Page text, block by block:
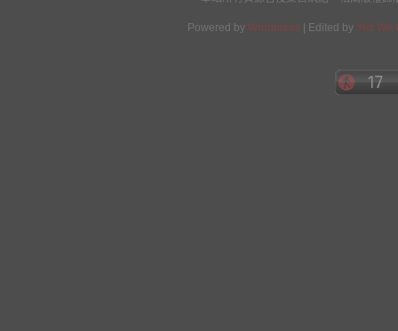
Powered by Wordpress | Edited by Yes We